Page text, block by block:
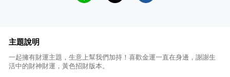
主題說明
一起擁有財運主題，生意上幫我們加持！喜歡金運一直在身邊，謝謝生
活中的財神財運，黃色招財版本。